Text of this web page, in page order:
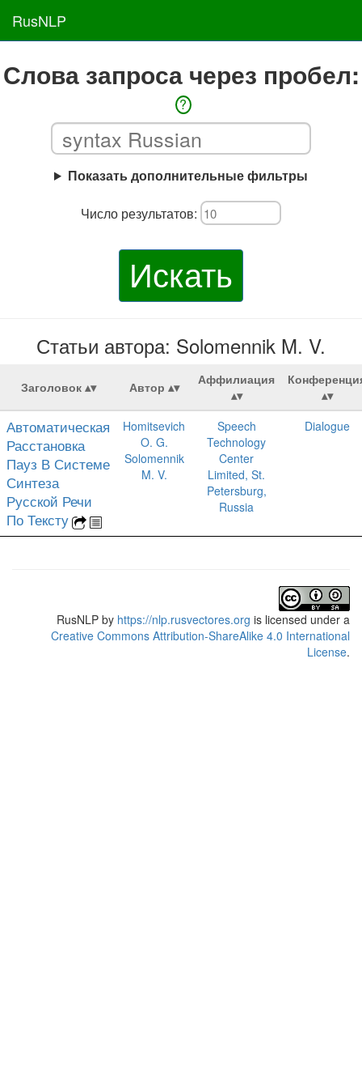
RusNLP
Слова запроса через пробел:
?
Показать дополнительные фильтры
Число результатов:
Искать
Статьи автора: Solomennik M. V.
Заголовок Автор Аффилиация
Автоматическая
Расстановка
Пауз В Системе
Синтеза
Русской Речи
По Тексту
Homitsevich
O. G.
Solomennik
M. V.
Speech
Technology
Center
Limited, St.
Petersburg,
Russia
Dialogue
RusNLP by https://nlp.rusvectores.org is licensed under a
Creative Commons Attribution-ShareAlike 4.0 International
License.